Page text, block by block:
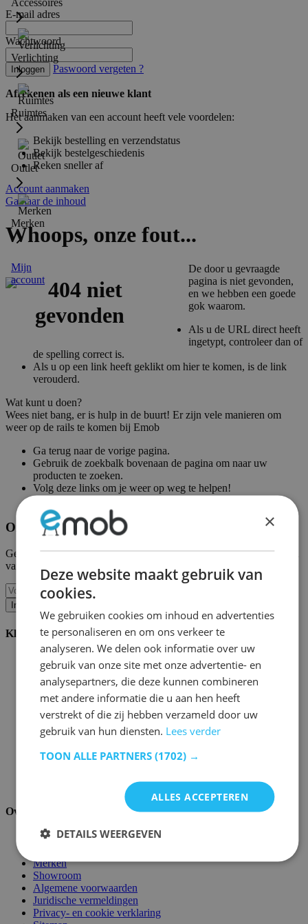
Accessoires
Verlichting
Ruimtes
Outlet
Merken
Mijn
account
E-mail adres
Wachtwoord
Inloggen Paswoord vergeten ?
Afrekenen als een nieuwe klant
Het aanmaken van een account heeft vele voordelen:
Bekijk bestelling en verzendstatus
Bekijk bestelgeschiedenis
Reken sneller af
Account aanmaken
Ga naar de inhoud
Whoops, onze fout...
De door u gevraagde
pagina is niet gevonden,
en we hebben een goede
gok waarom.
Als u de URL direct heeft
ingetypt, controleer dan of
de spelling correct is.
Als u op een link heeft geklikt om hier te komen, is de link
verouderd.
Wat kunt u doen?
Wees niet bang, er is hulp in de buurt! Er zijn vele manieren om
weer op de rails te komen bij Emob
Ga terug naar de vorige pagina.
Gebruik de zoekbalk bovenaan de pagina om naar uw
producten te zoeken.
Volg deze links om je weer op weg te helpen!
Ontvang onze nieuwe collecties en promoties.
Geef ons uw e-mail en u wordt maandelijks op de hoogte gehouden
van de laatste gebeurtenissen.
Inschrijven
Klantenservice
Bestellen bij Emob
Betaalmogelijkheden
Verzending en levering
Service en garantie
Annuleren of retourneren
Klachten
Montagetips
Wachtwoord vergeten?
Palletopslag & Fulfilment
Over ons
Over ons
Merken
Showroom
Algemene voorwaarden
Juridische vermeldingen
Privacy- en cookie verklaring
×
Deze website maakt gebruik van
cookies.
We gebruiken cookies om inhoud en advertenties
te personaliseren en om ons verkeer te
analyseren. We delen ook informatie over uw
gebruik van onze site met onze advertentie- en
analysepartners, die deze kunnen combineren
met andere informatie die u aan hen heeft
verstrekt of die zij hebben verzameld door uw
gebruik van hun diensten. Lees verder
TOON ALLE PARTNERS (1702) →
ALLES ACCEPTEREN
DETAILS WEERGEVEN